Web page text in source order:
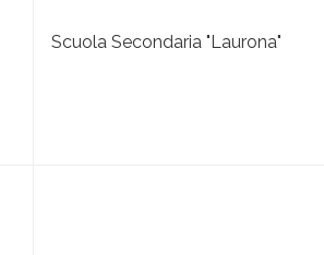
Scuola Secondaria "Laurona"